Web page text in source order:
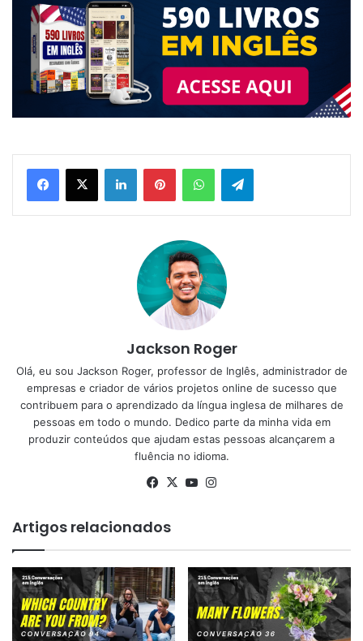
LinkedinPinterestWhatsAppTelegram
Jackson Roger
Olá, eu sou Jackson Roger, professor de Inglês, administrador de
empresas e criador de vários projetos online de sucesso que
contribuem para o aprendizado da língua inglesa de milhares de
pessoas em todo o mundo. Dedico parte da minha vida em
produzir conteúdos que ajudam estas pessoas alcançarem a
fluência no idioma.
Facebook
X YouTube
Artigos relacionados